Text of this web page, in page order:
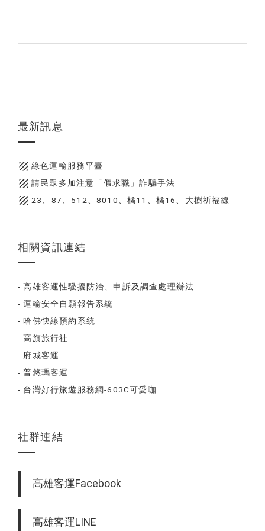
最新訊息
texture 綠色運輸服務平臺
texture 請民眾多加注意「假求職」詐騙手法
texture 23、87、512、8010、橘11、橘16、大樹祈福線
相關資訊連結
- 高雄客運性騷擾防治、申訴及調查處理辦法
- 運輸安全自願報告系統
- 哈佛快線預約系統
- 高旗旅行社
- 府城客運
- 普悠瑪客運
- 台灣好行旅遊服務網-603C可愛咖
社群連結
高雄客運Facebook
高雄客運LINE